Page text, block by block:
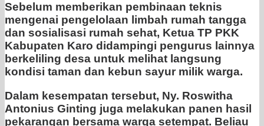
Sebelum memberikan pembinaan teknis
mengenai pengelolaan limbah rumah tangga
dan sosialisasi rumah sehat, Ketua TP PKK
Kabupaten Karo didampingi pengurus lainnya
berkeliling desa untuk melihat langsung
kondisi taman dan kebun sayur milik warga.
Dalam kesempatan tersebut, Ny. Roswitha
Antonius Ginting juga melakukan panen hasil
pekarangan bersama warga setempat. Beliau